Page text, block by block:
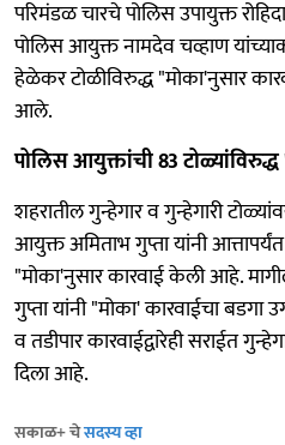
परिमंडळ चारचे पोलिस उपायुक्त
पोलिस आयुक्त नामदेव चव्हाण
हेळेकर टोळीविरुद्ध "मोका'नुसार
आले.
पोलिस आयुक्तांची 83
शहरातील गुन्हेगार व गुन्हेगारी
आयुक्त अमिताभ गुप्ता यांनी
"मोका'नुसार कारवाई केली आहे.
गुप्ता यांनी "मोका' कारवाईचा बडगा
व तडीपार कारवाईद्वारेही सराईत
दिला आहे.
सकाळ+ चेसदस्य व्हा